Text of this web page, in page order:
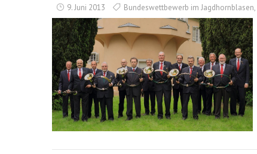
9. Juni 2013 Bundeswettbewerb im Jagdhornblasen,